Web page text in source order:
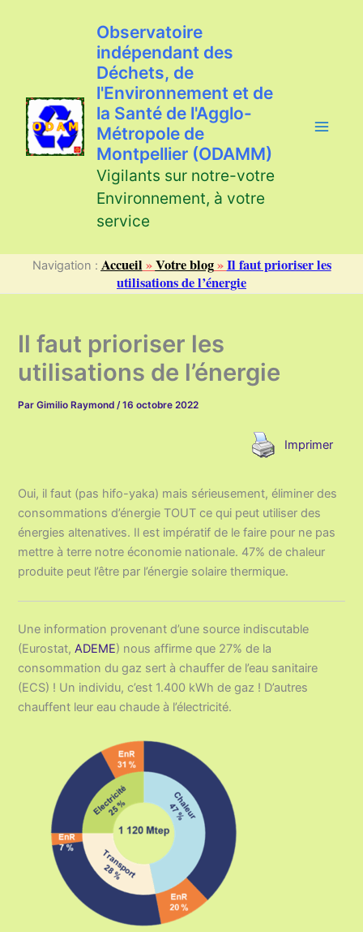
Observatoire
indépendant des
Déchets, de
l'Environnement et de
la Santé de l'Agglo-
Métropole de
Montpellier (ODAMM)
Vigilants sur notre-votre
Environnement, à votre
service
Navigation : Accueil »Votre blog»Il faut prioriser les
utilisations de l’énergie
Il faut prioriser les
utilisations de l’énergie
ParGimilio Raymond/16 octobre 2022
Imprimer
Oui, il faut (pas hifo-yaka) mais sérieusement, éliminer des
consommations d’énergie TOUT ce qui peut utiliser des
énergies altenatives. Il est impératif de le faire pour ne pas
mettre à terre notre économie nationale. 47% de chaleur
produite peut l’être par l’énergie solaire thermique.
Une information provenant d’une source indiscutable
(Eurostat, ADEME) nous affirme que 27% de la
consommation du gaz sert à chauffer de l’eau sanitaire
(ECS) ! Un individu, c’est 1.400 kWh de gaz ! D’autres
chauffent leur eau chaude à l’électricité.